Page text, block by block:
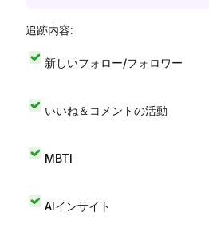
追跡内容:
新しいフォロー/フォロワー
いいね＆コメントの活動
MBTI
AIインサイト